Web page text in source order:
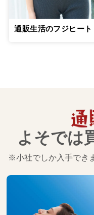
通販生活のフジヒート
よそでは
※小社でしか入手でき